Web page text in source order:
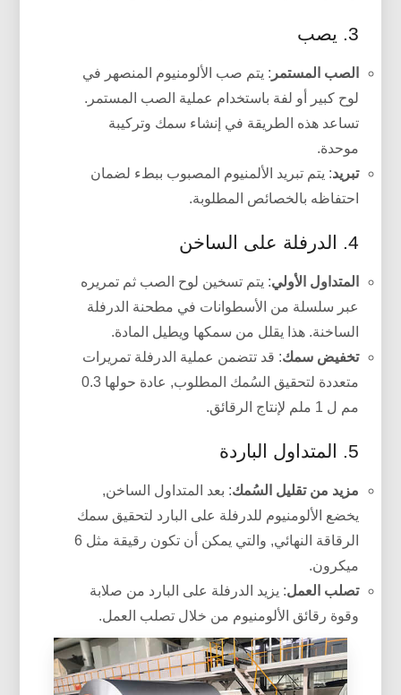
3. يصب
الصب المستمر : يتم صب الألومنيوم المنصهر في
لوح كبير أو لفة باستخدام عملية الصب المستمر.
تساعد هذه الطريقة في إنشاء سمك وتركيبة
موحدة.
تبريد: يتم تبريد الألمنيوم المصبوب ببطء لضمان
احتفاظه بالخصائص المطلوبة.
4. الدرفلة على الساخن
المتداول الأولي: يتم تسخين لوح الصب ثم تمريره
عبر سلسلة من الأسطوانات في مطحنة الدرفلة
الساخنة. هذا يقلل من سمكها ويطيل المادة.
تخفيض سمك: قد تتضمن عملية الدرفلة تمريرات
متعددة لتحقيق السُمك المطلوب, عادة حولها 0.3
مم ل 1 ملم لإنتاج الرقائق.
5. المتداول الباردة
مزيد من تقليل السُمك: بعد المتداول الساخن,
يخضع الألومنيوم للدرفلة على البارد لتحقيق سمك
الرقاقة النهائي, والتي يمكن أن تكون رقيقة مثل 6
ميكرون.
تصلب العمل: يزيد الدرفلة على البارد من صلابة
وقوة رقائق الألومنيوم من خلال تصلب العمل.